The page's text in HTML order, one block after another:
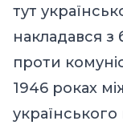
тут
накладався з
проти
1946 роках
українського